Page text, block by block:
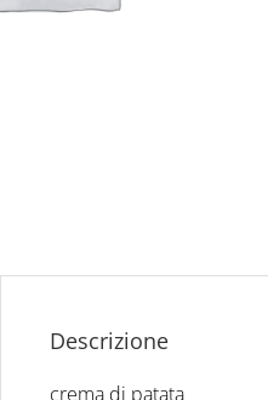
Descrizione
crema di patata